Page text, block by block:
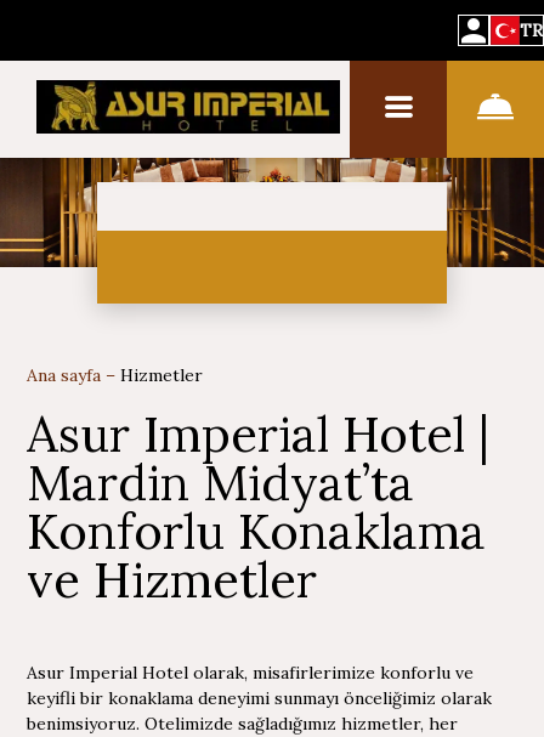
TR
Ana sayfa –Hizmetler
Asur Imperial Hotel |
Mardin Midyat’ta
Konforlu Konaklama
ve Hizmetler
Asur Imperial Hotel olarak, misafirlerimize konforlu ve
keyifli bir konaklama deneyimi sunmayı önceliğimiz olarak
benimsiyoruz. Otelimizde sağladığımız hizmetler, her